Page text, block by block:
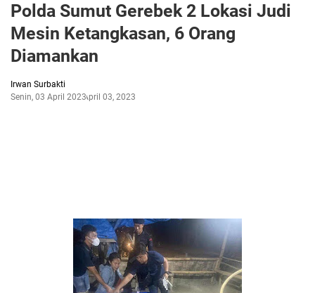
Polda Sumut Gerebek 2 Lokasi Judi
Mesin Ketangkasan, 6 Orang
Diamankan
Irwan Surbakti
Senin, 03 April 2023April 03, 2023